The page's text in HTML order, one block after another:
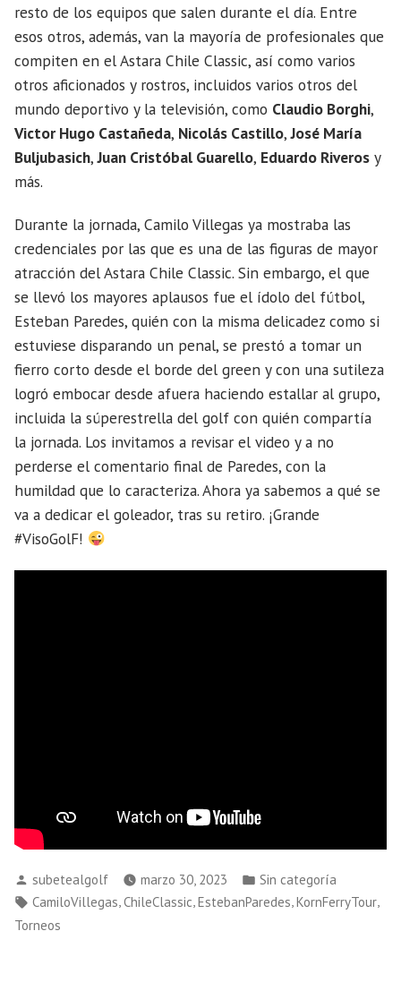
resto de los equipos que salen durante el día. Entre
esos otros, además, van la mayoría de profesionales que
compiten en el Astara Chile Classic, así como varios
otros aficionados y rostros, incluidos varios otros del
mundo deportivo y la televisión, como Claudio Borghi,
Victor Hugo Castañeda, Nicolás Castillo,José María
Buljubasich,Juan Cristóbal Guarello, Eduardo Riveros y
más.
Durante la jornada, Camilo Villegas ya mostraba las
credenciales por las que es una de las figuras de mayor
atracción del Astara Chile Classic. Sin embargo, el que
se llevó los mayores aplausos fue el ídolo del fútbol,
Esteban Paredes, quién con la misma delicadez como si
estuviese disparando un penal, se prestó a tomar un
fierro corto desde el borde del green y con una sutileza
logró embocar desde afuera haciendo estallar al grupo,
incluida la súperestrella del golf con quién compartía
la jornada. Los invitamos a revisar el video y a no
perderse el comentario final de Paredes, con la
humildad que lo caracteriza. Ahora ya sabemos a qué se
va a dedicar el goleador, tras su retiro. ¡Grande
#VisoGolF!
Publicado
por
subetealgolf marzo 30, 2023
Publicado
en
Sin categoría
Etiquetas:
CamiloVillegas,ChileClassic,EstebanParedes,KornFerryTour,
Torneos